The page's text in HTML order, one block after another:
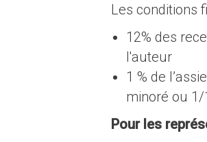
Les conditions
12% des
l'auteur
1 % de
minoré ou
Pour les